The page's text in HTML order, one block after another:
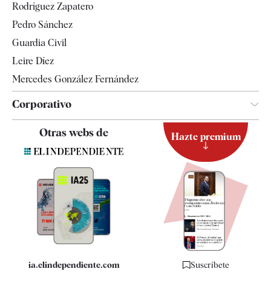
Televisión
Rodríguez Zapatero
Pedro Sánchez
Guardia Civil
Leire Díez
Mercedes González Fernández
Corporativo
Contacto
Quiénes somos
Especificaciones
Otras webs de
ia.elindependiente.com
Hazte premium
Suscríbete